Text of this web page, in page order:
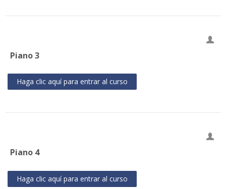
Piano 3
Haga clic aquí para entrar al curso
Piano 4
Haga clic aquí para entrar al curso